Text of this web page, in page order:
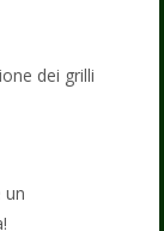
dei grilli
un